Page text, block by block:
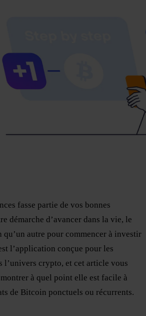
fasse partie de vos bonnes
démarche d’avancer dans la vie, le
qu’un autre pour commencer à investir
l’application conçue pour les
l’univers crypto, et cet article vous
à quel point elle est facile à
de Bitcoin ponctuels ou récurrents.